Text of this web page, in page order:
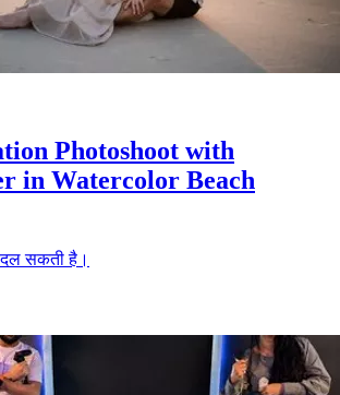
Photoshoot with
in Watercolor Beach
सकती है।